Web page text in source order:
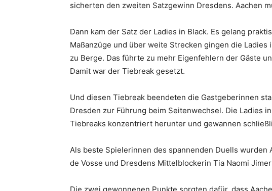
sicherten den zweiten Satzgewinn Dresdens. Aachen
Dann kam der Satz der Ladies in Black. Es gelang
Maßanzüge und über weite Strecken gingen die
zu Berge. Das führte zu mehr Eigenfehlern der Gäste
Damit war der Tiebreak gesetzt.
Und diesen Tiebreak beendeten die Gastgeberinnen
Dresden zur Führung beim Seitenwechsel. Die Ladies
Tiebreaks konzentriert herunter und gewannen
Als beste Spielerinnen des spannenden Duells wurden
de Vosse und Dresdens Mittelblockerin Tia Naomi